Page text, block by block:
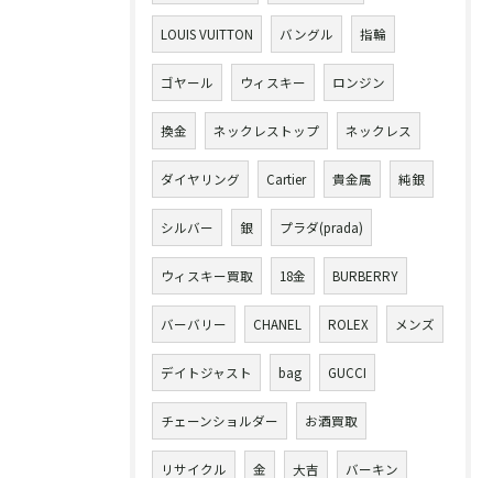
LOUIS VUITTON バングル 指輪
ゴヤール ウィスキー ロンジン
換金 ネックレストップ ネックレス
ダイヤリング Cartier 貴金属 純銀
シルバー 銀 プラダ(prada)
ウィスキー買取 18金 BURBERRY
バーバリー CHANEL ROLEX メンズ
デイトジャスト bag GUCCI
チェーンショルダー お酒買取
リサイクル 金 大吉 バーキン